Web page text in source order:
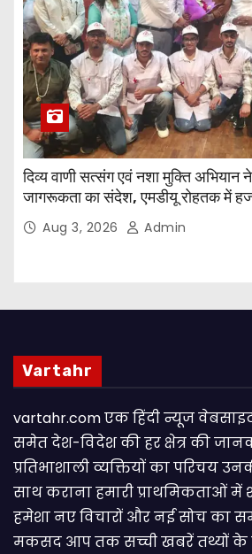
दिव्य वाणी सत्संग एवं नशा मुक्ति अभियान
जागरूकता का संदेश, एमडीयू रोहतक में
संकल्पAug 3, 2026 Admin
Vartahr
vartahr.com एक हिंदी न्यूज
समेत देश-विदेश की हर क्षेत्र की
प्रतिभाशाली व्यक्तियों का परिचय
साथ कराना हमारी प्राथमिकताओं में
हमेशा नए विचारों और नई सोच का
मकसद आप तक सच्ची खबरें तथ्यों के